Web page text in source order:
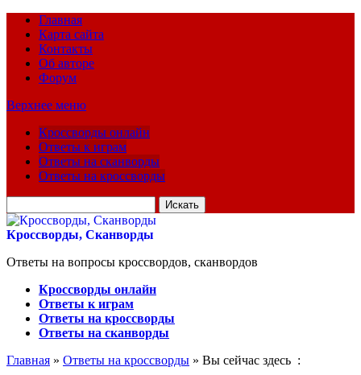
Главная
Карта сайта
Контакты
Об авторе
Форум
Верхнее меню
Кроссворды онлайн
Ответы к играм
Ответы на сканворды
Ответы на кроссворды
для:
Кроссворды, Сканворды
Ответы на вопросы кроссвордов, сканвордов
Кроссворды онлайн
Ответы к играм
Ответы на кроссворды
Ответы на сканворды
Главная » Ответы на кроссворды » Вы сейчас здесь :